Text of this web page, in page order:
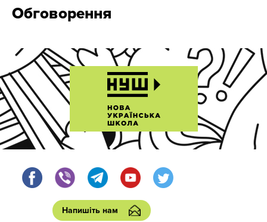
Обговорення
Напишіть нам